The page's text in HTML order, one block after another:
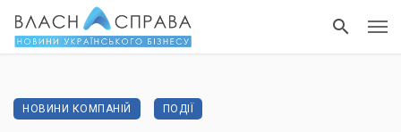
НОВИНИ КОМПАНІЙ ПОДІЇ